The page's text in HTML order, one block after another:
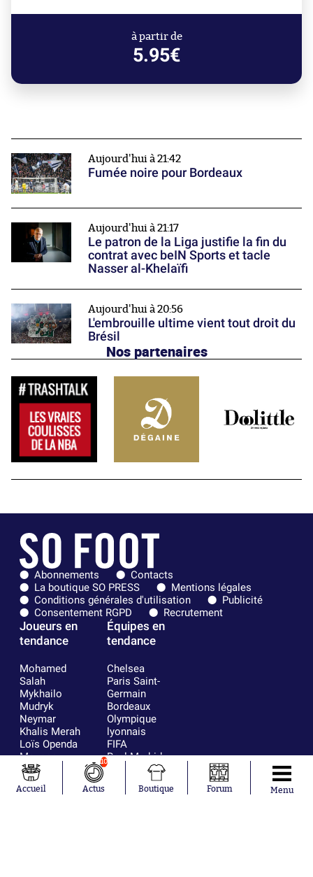
à partir de
5.95€
Aujourd'hui à 21:42
Fumée noire pour Bordeaux
Aujourd'hui à 21:17
Le patron de la Liga justifie la fin du
contrat avec beIN Sports et tacle
Nasser al-Khelaïfi
Aujourd'hui à 20:56
L'embrouille ultime vient tout droit du
Brésil
Nos partenaires
Abonnements
Contacts
La boutique SO PRESS
Mentions légales
Conditions générales d'utilisation
Publicité
Consentement RGPD
Recrutement
Joueurs en
tendance
Mohamed
Salah
Mykhailo
Mudryk
Neymar
Khalis Merah
Loïs Openda
Moussa
Niakhaté
Nicolás
Tagliafico
Équipes en
tendance
Chelsea
Paris Saint-
Germain
Bordeaux
Olympique
lyonnais
FIFA
Real Madrid
RC Strasbourg
France
Accueil
10
Actus Boutique Forum Menu